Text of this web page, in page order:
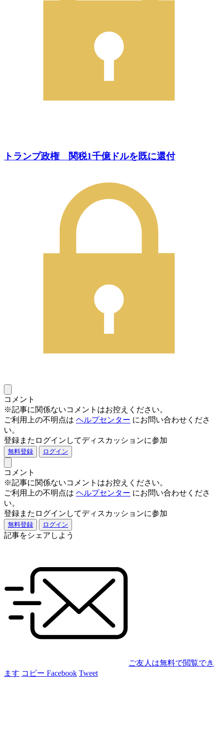
トランプ政権 関税1千億ドルを既に還付
コメント
※記事に関係ないコメントはお控えください。
ご利用上の不明点は ヘルプセンター にお問い合わせくださ
い。
登録またログインしてディスカッションに参加
無料登録 ログイン
コメント
※記事に関係ないコメントはお控えください。
ご利用上の不明点は ヘルプセンター にお問い合わせくださ
い。
登録またログインしてディスカッションに参加
無料登録 ログイン
記事をシェアしよう
ご友人は無料で閲覧でき
ます コピー Facebook Tweet